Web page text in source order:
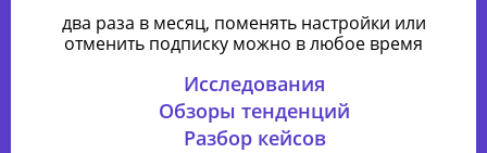
два раза в месяц, поменять настройки или
отменить подписку можно в любое время
Исследования
Обзоры тенденций
Разбор кейсов